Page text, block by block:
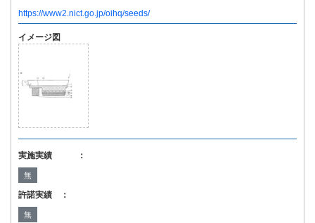
https://www2.nict.go.jp/oihq/seeds/
イメージ図
実施実績 ：
無
許諾実績 ：
無